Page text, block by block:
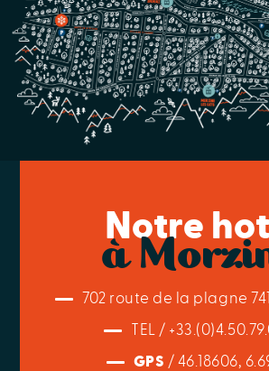
Notre
à
702 route de la plagne
TEL /
GPS / 46.18606,